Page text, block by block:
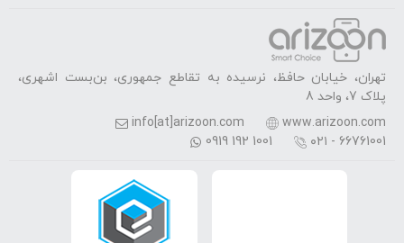
تهران، خیابان حافظ، نرسیده به تقاطع جمهوری، بن‌بست اشهری،
پلاک 7، واحد 8
www.arizoon.com
info[at]arizoon.com
۰۲۱ - 66761001
0919 192 1001